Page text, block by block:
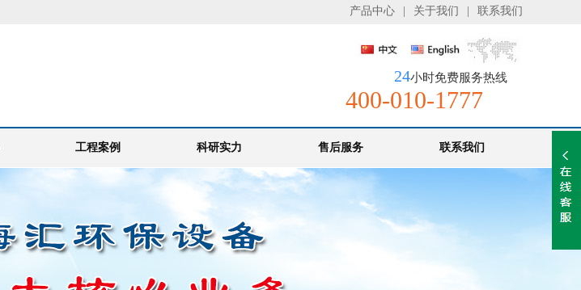
产品中心 关于我们 联系我们
24小时免费服务热线
400-010-1777
工程案例 科研实力 售后服务 联系我们